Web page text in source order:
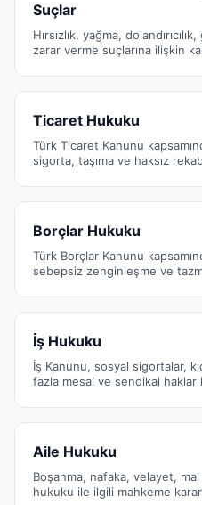
Suçlar
Hırsızlık, yağma,
zarar verme suçlarına ilişkin
Ticaret Hukuku
Türk Ticaret Kanunu
sigorta, taşıma ve haksız
Borçlar Hukuku
Türk Borçlar Kanunu
sebepsiz zenginleşme ve
İş Hukuku
İş Kanunu, sosyal sigortalar,
fazla mesai ve sendikal haklar
Aile Hukuku
Boşanma, nafaka, velayet,
hukuku ile ilgili mahkeme